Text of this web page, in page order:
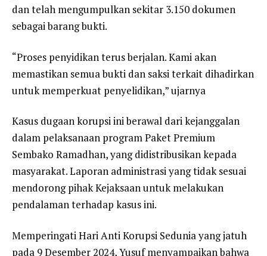
dan telah mengumpulkan sekitar 3.150 dokumen
sebagai barang bukti.
“Proses penyidikan terus berjalan. Kami akan
memastikan semua bukti dan saksi terkait dihadirkan
untuk memperkuat penyelidikan,” ujarnya
Kasus dugaan korupsi ini berawal dari kejanggalan
dalam pelaksanaan program Paket Premium
Sembako Ramadhan, yang didistribusikan kepada
masyarakat. Laporan administrasi yang tidak sesuai
mendorong pihak Kejaksaan untuk melakukan
pendalaman terhadap kasus ini.
Memperingati Hari Anti Korupsi Sedunia yang jatuh
pada 9 Desember 2024, Yusuf menyampaikan bahwa